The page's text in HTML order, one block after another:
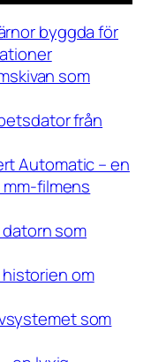
byggda för
som
från
Automatic – en
mm-filmens
datorn som
historien om
som